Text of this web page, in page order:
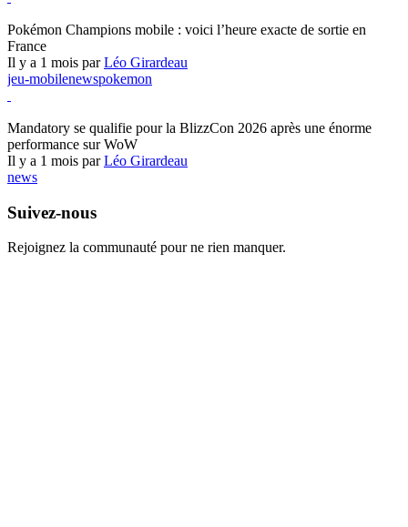
Pokémon Champions mobile : voici l’heure exacte de sortie en
France
Il y a 1 mois parLéo Girardeau
jeu-mobilenewspokemon
Mandatory se qualifie pour la BlizzCon 2026 après une énorme
performance sur WoW
Il y a 1 mois parLéo Girardeau
news
Suivez-nous
Rejoignez la communauté pour ne rien manquer.